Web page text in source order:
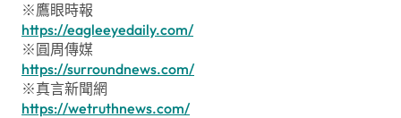
※鷹眼時報
https://eagleeyedaily.com/
※圓周傳媒
https://surroundnews.com/
※真言新聞網
https://wetruthnews.com/